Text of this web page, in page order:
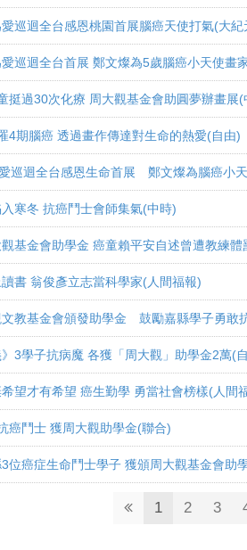
巡迴全台感恩桃園首展腦癌天使打氣(大紀
巡迴全台首展 鄭文燦為5歲腦癌小天使畫
挺過30次化療 周大觀基金會助圓夢辦畫展
4期腦癌 透過畫作傳達對生命的熱愛(自由)
巡迴全台感恩生命首展 鄭文燦為腦癌小
寒冬 抗癌鬥士會師集氣(中時)
基金會助學金 癌童賴平安自述曾遭教練體
書 翁俊彥立志當科學家(人間福報)
教基金會頒發助學金 鼓勵嘉縣學子勇敢
3學子抗病魔 各獲「周大觀」助學金2萬(
望才有希望 癌生勤學 勇當社會榜樣(人間
癌鬥士 獲周大觀助學金(聯合)
位癌症生命鬥士學子 獲頒周大觀基金會助
1 2 3